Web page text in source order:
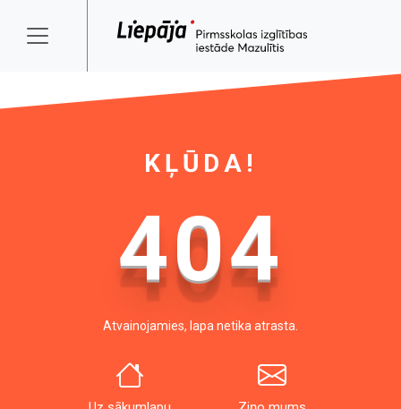
KĻŪDA!
404
Atvainojamies, lapa netika atrasta.